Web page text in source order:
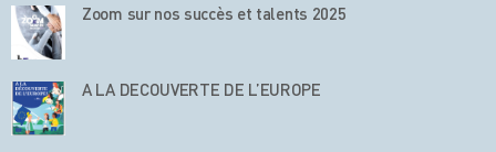
Zoom sur nos succès et talents 2025
A LA DECOUVERTE DE L’EUROPE